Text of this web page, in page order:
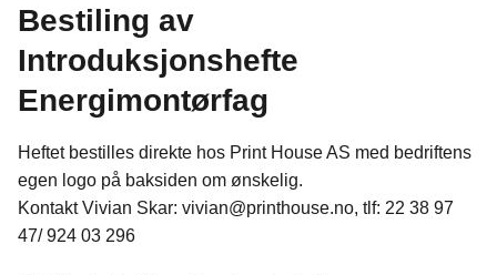
Bestiling av
Introduksjonshefte
Energimontørfag
Heftet bestilles direkte hos Print House AS med bedriftens
egen logo på baksiden om ønskelig.
Kontakt Vivian Skar: vivian@printhouse.no, tlf: 22 38 97
47/ 924 03 296